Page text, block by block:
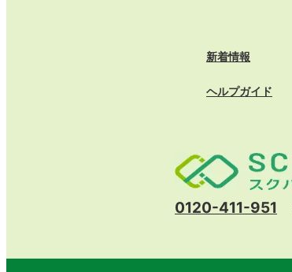
新着情報
ヘルプガイド
0120-411-951